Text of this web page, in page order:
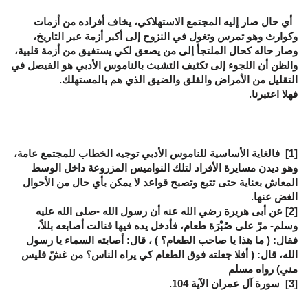
أي حال صار إليه المجتمع الاستهلاكي، يخاف أفراده من أزمات
وكوارث وهو تمرس وتغول في النزوح إلى أكبر أزمة عبر التاريخ،
وصار حاله كحال الملتجأ إلى من يصعق لكي يستفيق من أزمة قلبية،
والظن أن اللجوء إلى تكثيف التشبث بالناموس الأدبي هو الفيصل في
التقليل من الأمراض والقلق والضيق الذي هم بالمستهلك.
فهلا اعتبرنا.
[1] فالغاية الأساسية للناموس الأدبي توجيه الخطاب للمجتمع عامة،
وهو ديدن مسايرة الأفراد لتلك النواميس المزروعة داخل الوسط
المعاش بعناية حتى تتبع وتصبح قواعد لا يمكن بأي حال من الأحوال
الغض عنها.
[2] عن أبى هريرة رضي الله عنه أن رسول الله -صلى الله عليه
وسلم- مرّ على صُبْرَة طعام، فأدخل يده فيها فنالت أصابعه بللاً،
فقال: ( ما هذا يا صاحب الطعام؟ ) ، قال: أصابته السماء يا رسول
الله، قال: ( أفلا جعلته فوق الطعام كي يراه الناس؟ من غشّ فليس
مني) رواه مسلم
[3] سورة آل عمران الآية 104.